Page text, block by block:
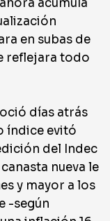
acumula
en subas de
reflejara todo
días atrás
índice evitó
del Indec
nueva le
y mayor a los
-según